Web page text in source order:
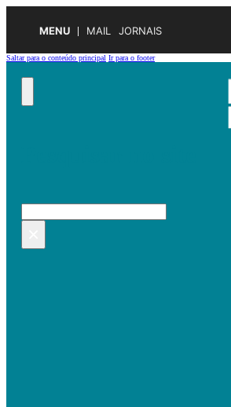
MENU MAIL JORNAIS
Saltar para o conteúdo principal Ir para o footer
Pesquisar